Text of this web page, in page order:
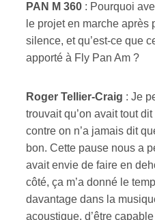
PAN M 360 : Pourquoi
le projet en marche après
silence, et qu’est-ce que
apporté à Fly Pan Am ?
Roger Tellier-Craig : Je
trouvait qu’on avait tout
contre on n’a jamais dit
bon. Cette pause nous a
avait envie de faire en
côté, ça m’a donné le
davantage dans la
acoustique, d’être